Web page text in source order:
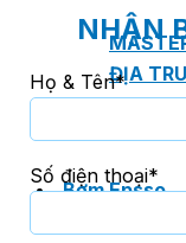
ĐỊA
Bơm Epsso
NHẬN
Họ & Tên*
Số điện thoại*